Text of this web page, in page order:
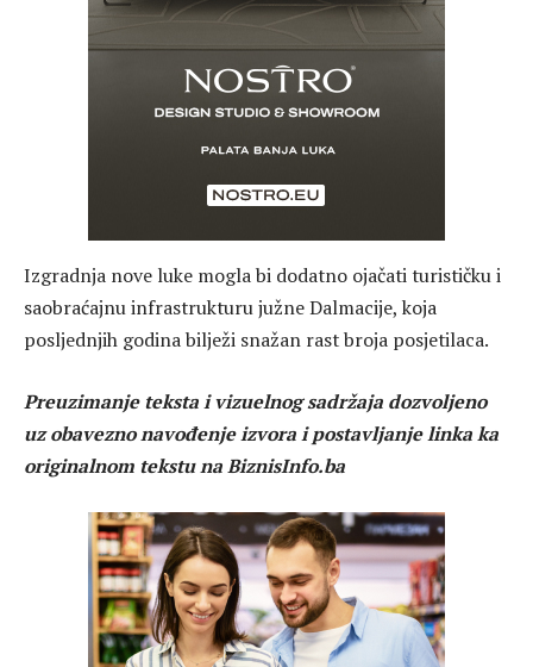
Izgradnja nove luke mogla bi dodatno ojačati turističku i
saobraćajnu infrastrukturu južne Dalmacije, koja
posljednjih godina bilježi snažan rast broja posjetilaca.
Preuzimanje teksta i vizuelnog sadržaja dozvoljeno
uz obavezno navođenje izvora i postavljanje linka ka
originalnom tekstu na BiznisInfo.ba